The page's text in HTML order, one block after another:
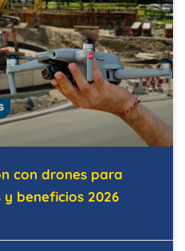
con drones para
beneficios 2026